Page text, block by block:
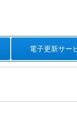
電子更新サー